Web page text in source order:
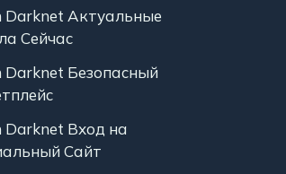
Darknet Актуальные
Сейчас
Darknet Безопасный
Darknet Вход на
Сайт